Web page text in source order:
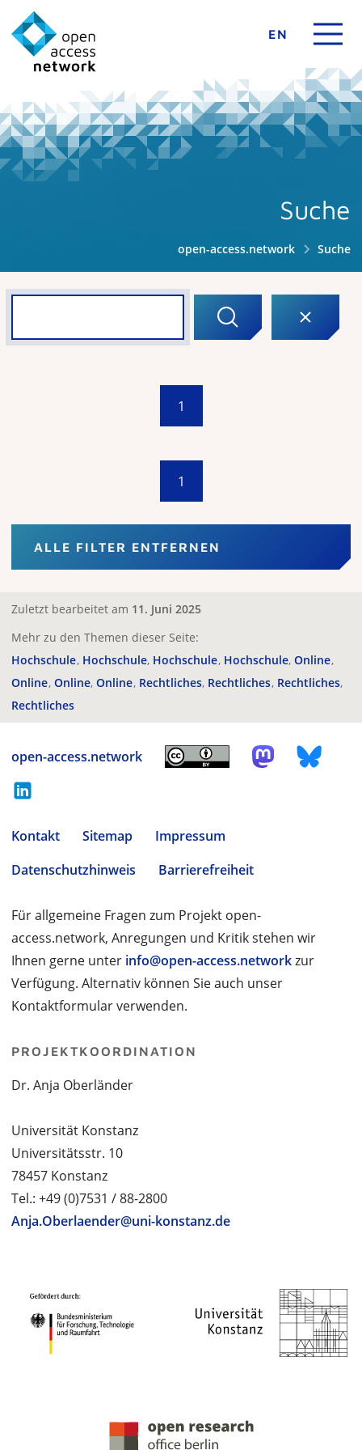
EN
Suche
open-access.network Suche
1
1
ALLE FILTER ENTFERNEN
Zuletzt bearbeitet am 11. Juni 2025
Mehr zu den Themen dieser Seite:
Hochschule Hochschule Hochschule Hochschule Online
Online Online Online Rechtliches Rechtliches Rechtliches
Rechtliches
open-access.network
Kontakt Sitemap
Impressum
Datenschutzhinweis
Barrierefreiheit
Für allgemeine Fragen zum Projekt open-
access.network, Anregungen und Kritik stehen wir
Ihnen gerne unter info@open-access.networkzur
Verfügung. Alternativ können Sie auch unser
Kontaktformular verwenden.
PROJEKTKOORDINATION
Dr. Anja Oberländer
Universität Konstanz
Universitätsstr. 10
78457 Konstanz
Tel.: +49 (0)7531 / 88-2800
Anja.Oberlaender@uni-konstanz.de